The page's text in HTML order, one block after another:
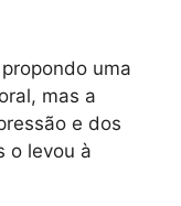
uma
mas a
e dos
o levou à